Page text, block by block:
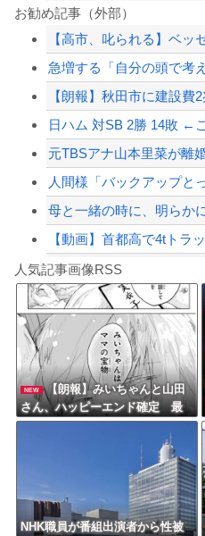
お勧め記事（外部）
8/4のニュース
更新中止のお知らせ
人気記事画像RSS
NEW
【朗報】みいちゃんと山田
さん、ハッピーエンド確定 最
後はママに埋葬される
NHK職員が番組出演者から性被